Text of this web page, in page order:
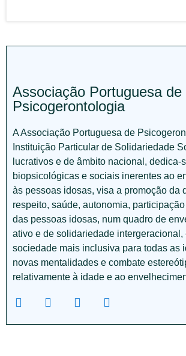
Associação Portuguesa de
Psicogerontologia
A Associação Portuguesa de
Instituição Particular de Solidariedade
lucrativos e de âmbito nacional, dedica-
biopsicológicas e sociais inerentes ao
às pessoas idosas, visa a promoção da
respeito, saúde, autonomia,
das pessoas idosas, num quadro de
ativo e de solidariedade intergeracional,
sociedade mais inclusiva para todas as
novas mentalidades e combate
relativamente à idade e ao